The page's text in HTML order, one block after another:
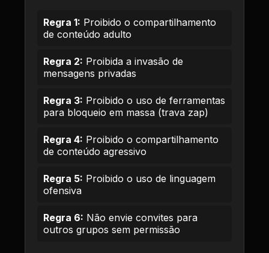
Regra 1: Proibido o compartilhamento
de conteúdo adulto
Regra 2: Proibida a invasão de
mensagens privadas
Regra 3: Proibido o uso de ferramentas
para bloqueio em massa (trava zap)
Regra 4: Proibido o compartilhamento
de conteúdo agressivo
Regra 5: Proibido o uso de linguagem
ofensiva
Regra 6: Não envie convites para
outros grupos sem permissão